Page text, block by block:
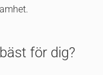
för dig?